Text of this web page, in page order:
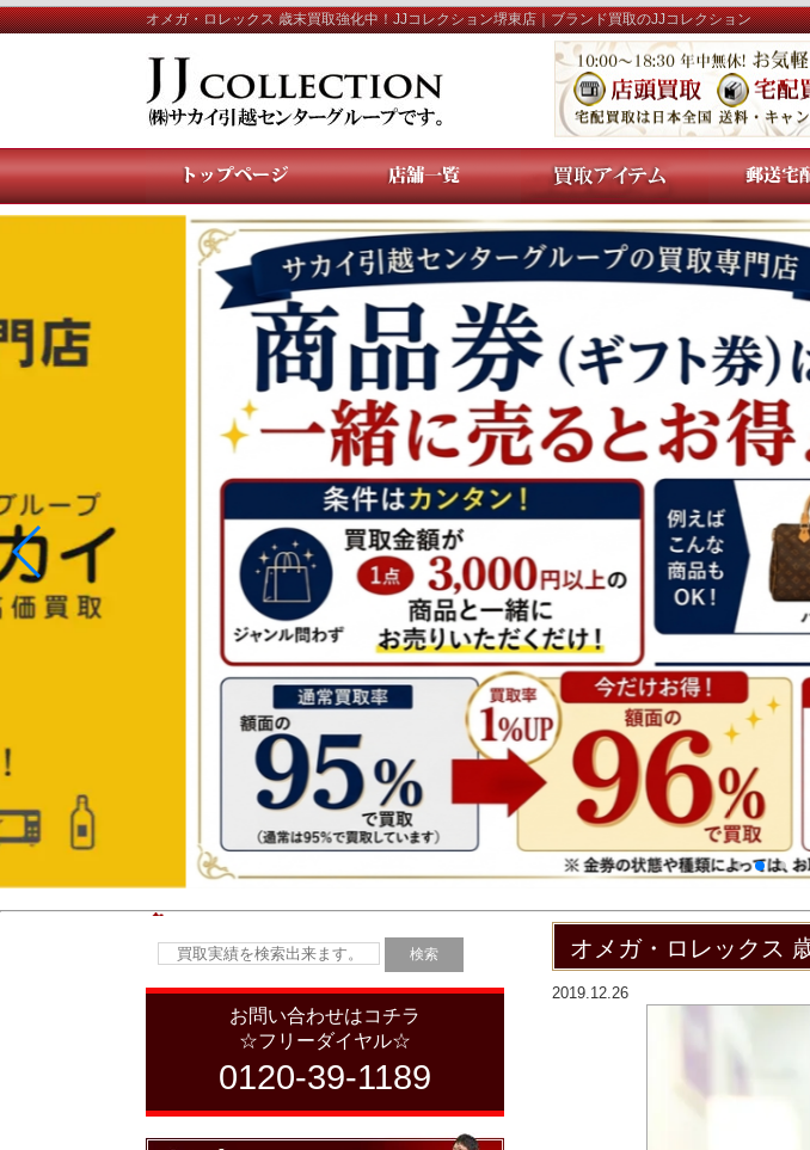
オメガ・ロレックス 歳末買取強化中！JJコレクション堺東店｜ブランド買取のJJコレクション
お問い合わせはコチラ
☆フリーダイヤル☆
0120-39-1189
オメガ・ロレック
2019.12.26